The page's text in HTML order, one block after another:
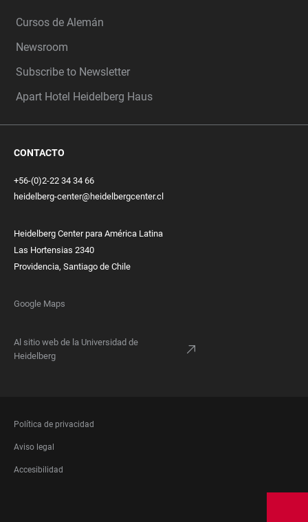
Cursos de Alemán
Newsroom
Subscribe to Newsletter
Apart Hotel Heidelberg Haus
CONTACTO
+56-(0)2-22 34 34 66
heidelberg-center@heidelbergcenter.cl
Heidelberg Center para América Latina
Las Hortensias 2340
Providencia, Santiago de Chile
Google Maps
Al sitio web de la Universidad de
Heidelberg
FOOTER
LEGAL
Política de privacidad
Aviso legal
Accesibilidad